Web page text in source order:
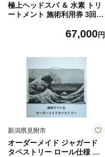
極上ヘッドスパ ＆ 水素 トリ
ートメント 施術利用券 3回分
容室 チケット 体験型 プレゼ
67,000円
新潟県見附市
オーダーメイド ジャガード
タペストリー ロール仕様 柄